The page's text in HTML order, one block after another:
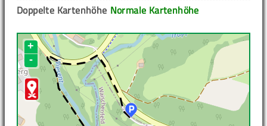
Normale Kartenhöhe
Doppelte Kartenhöhe
+
-